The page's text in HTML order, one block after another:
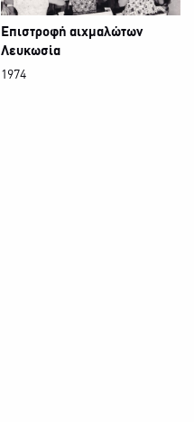
Επιστροφή αιχμαλώτων
Λευκωσία
1974